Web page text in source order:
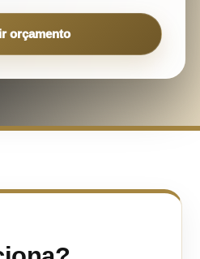
orçamento